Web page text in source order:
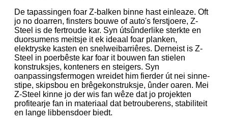
De tapassingen foar Z-balken binne hast einleaze. Oft
jo no doarren, finsters bouwe of auto's ferstjoere, Z-
Steel is de fertroude kar. Syn útsûnderlike sterkte en
duorsumens meitsje it ek ideaal foar planken,
elektryske kasten en snelweibarriêres. Derneist is Z-
Steel in poerbêste kar foar it bouwen fan stielen
konstruksjes, konteners en steigers. Syn
oanpassingsfermogen wreidet him fierder út nei sinne-
stipe, skipsbou en brêgekonstruksje, ûnder oaren. Mei
Z-Steel kinne jo der wis fan wêze dat jo projekten
profitearje fan in materiaal dat betrouberens, stabiliteit
en lange libbensdoer biedt.